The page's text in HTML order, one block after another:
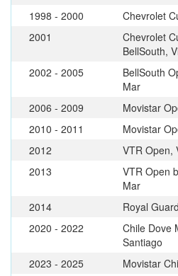
1998 - 2000
Chevrolet
2001
Chevrolet
BellSouth,
2002 - 2005
BellSouth
Mar
2006 - 2009
Movistar
2010 - 2011
Movistar
2012
VTR Open,
2013
VTR Open
Mar
2014
Royal
2020 - 2022
Chile Dove
Santiago
2023 - 2025
Movistar